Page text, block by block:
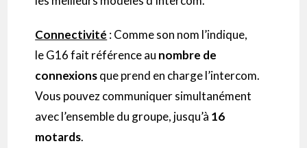
Connectivité :Comme son nom l’indique,
leG16fait référence au nombre de
connexionsque prend en charge l’intercom.
Vous pouvez communiquer simultanément
avec l’ensemble du groupe, jusqu’à 16
motards.